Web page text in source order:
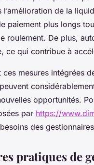
l’amélioration de la
paiement plus longs
roulement. De plus,
ce qui contribue à
ces mesures intégrées
opportunités.
par https://
des
pratiques de